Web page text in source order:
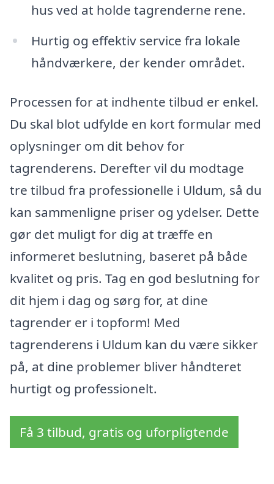
hus ved at holde tagrenderne rene.
Hurtig og effektiv service fra lokale
håndværkere, der kender området.
Processen for at indhente tilbud er enkel.
Du skal blot udfylde en kort formular med
oplysninger om dit behov for
tagrenderens. Derefter vil du modtage
tre tilbud fra professionelle i Uldum, så du
kan sammenligne priser og ydelser. Dette
gør det muligt for dig at træffe en
informeret beslutning, baseret på både
kvalitet og pris. Tag en god beslutning for
dit hjem i dag og sørg for, at dine
tagrender er i topform! Med
tagrenderens i Uldum kan du være sikker
på, at dine problemer bliver håndteret
hurtigt og professionelt.
Få 3 tilbud, gratis og uforpligtende